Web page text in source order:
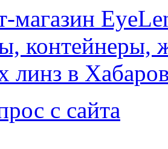
с сайта